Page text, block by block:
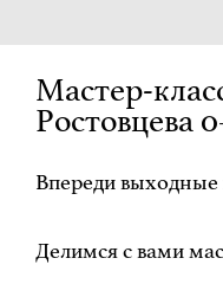
Мастер-
Ростовцева
Впереди
Делимся с вами